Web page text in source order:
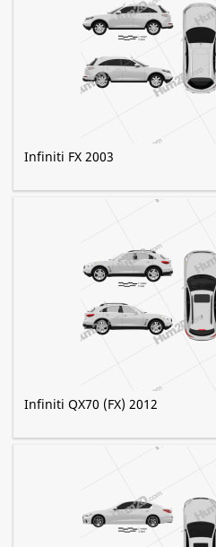
Infiniti FX 2003
Infiniti QX70 (FX) 2012